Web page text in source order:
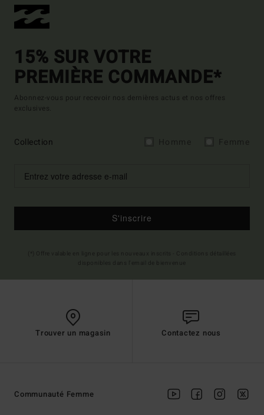
15% SUR VOTRE
PREMIÈRE COMMANDE*
Abonnez-vous pour recevoir nos dernières actus et nos offres
exclusives.
Collection
S'inscrire
Trouver un magasin Contactez nous
Communauté Femme